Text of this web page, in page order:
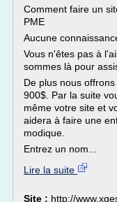
Comment faire un
PME
Aucune
Vous n'êtes pas à
sommes là pour
De plus nous
900$. Par la suite
même votre site et
aidera à faire une
modique.
Entrez un nom...
Lire la suite
Site : http://